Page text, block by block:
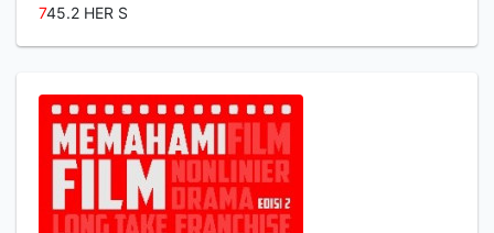
745.2 HER S